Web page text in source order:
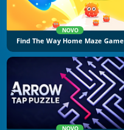
NOVO
Find The Way Home Maze Game